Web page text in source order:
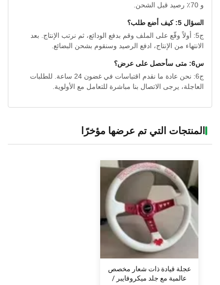
و 70٪ رصيد قبل الشحن.
السؤال 5: كيف أضع طلب؟
ج5: أولاً وقّع على الملف وقم بدفع الودائع، ثم نرتب الإنتاج. بعد
الانتهاء من الإنتاج، ادفع الرصيد وسنقوم بشحن البضائع.
س6: متى سأحصل على عرض؟
ج6: نحن عادة ما نقدم اقتباسات في غضون 24 ساعة. للطلبات
العاجلة، يرجى الاتصال بنا مباشرة للتعامل مع الأولوية.
المنتجات التي تم عرضها مؤخرًا‌
عجلة قيادة ذات شعار مخصص
عالمية مع جلد ميكروفايبر /